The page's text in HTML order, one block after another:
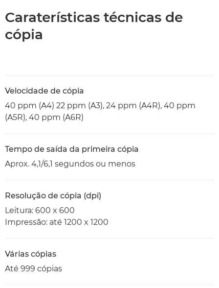
Caraterísticas técnicas de
cópia
Velocidade de cópia
40 ppm (A4) 22 ppm (A3), 24 ppm (A4R), 40 ppm
(A5R), 40 ppm (A6R)
Tempo de saída da primeira cópia
Aprox. 4,1/6,1 segundos ou menos
Resolução de cópia (dpi)
Leitura: 600 x 600
Impressão: até 1200 x 1200
Várias cópias
Até 999 cópias